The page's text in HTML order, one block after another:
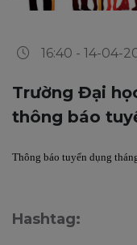
16:40 - 14-04-
Trường Đại
thông báo
Thông báo tuyển dụng
Hashtag: